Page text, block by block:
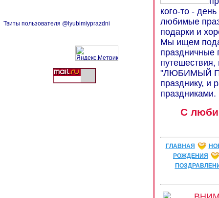
Твиты пользователя @lyubimiyprazdni
кого-то -
любимые
подарки и
Мы ищем
праздничные
"ЛЮБИМЫЙ
празднику, и
праздниками.
С
ГЛАВНАЯ
РОЖДЕНИЯ